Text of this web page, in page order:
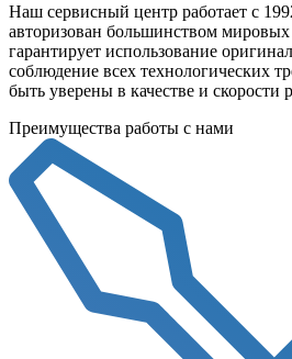
Наш сервисный центр работает с
авторизован большинством
гарантирует использование
соблюдение всех технологических
быть уверены в качестве и скорости
Преимущества работы с нами